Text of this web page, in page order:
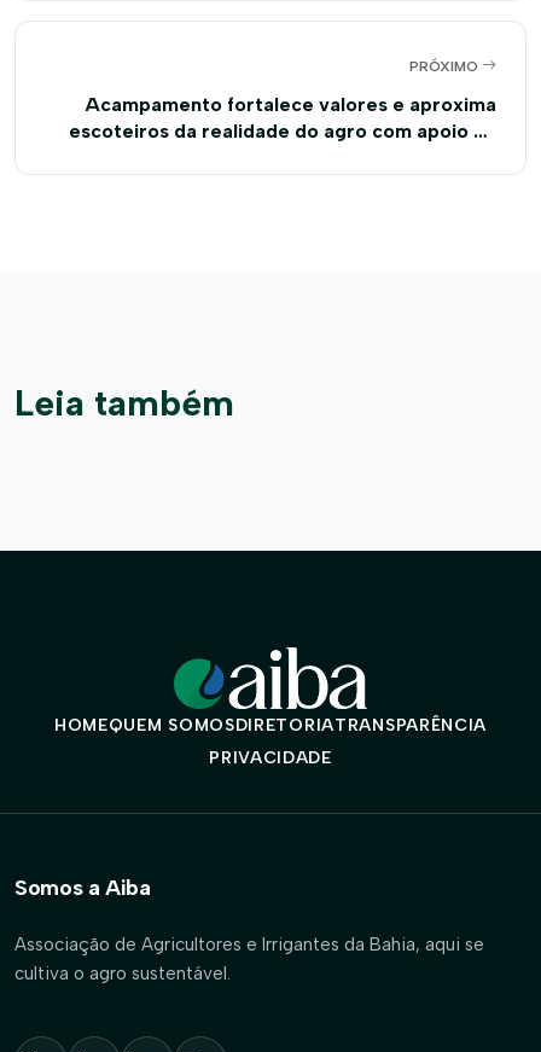
PRÓXIMO
Acampamento fortalece valores e aproxima
escoteiros da realidade do agro com apoio da
Leia também
HOMEQUEM SOMOSDIRETORIATRANSPARÊNCIA
PRIVACIDADE
Somos a Aiba
Associação de Agricultores e Irrigantes da Bahia, aqui se
cultiva o agro sustentável.